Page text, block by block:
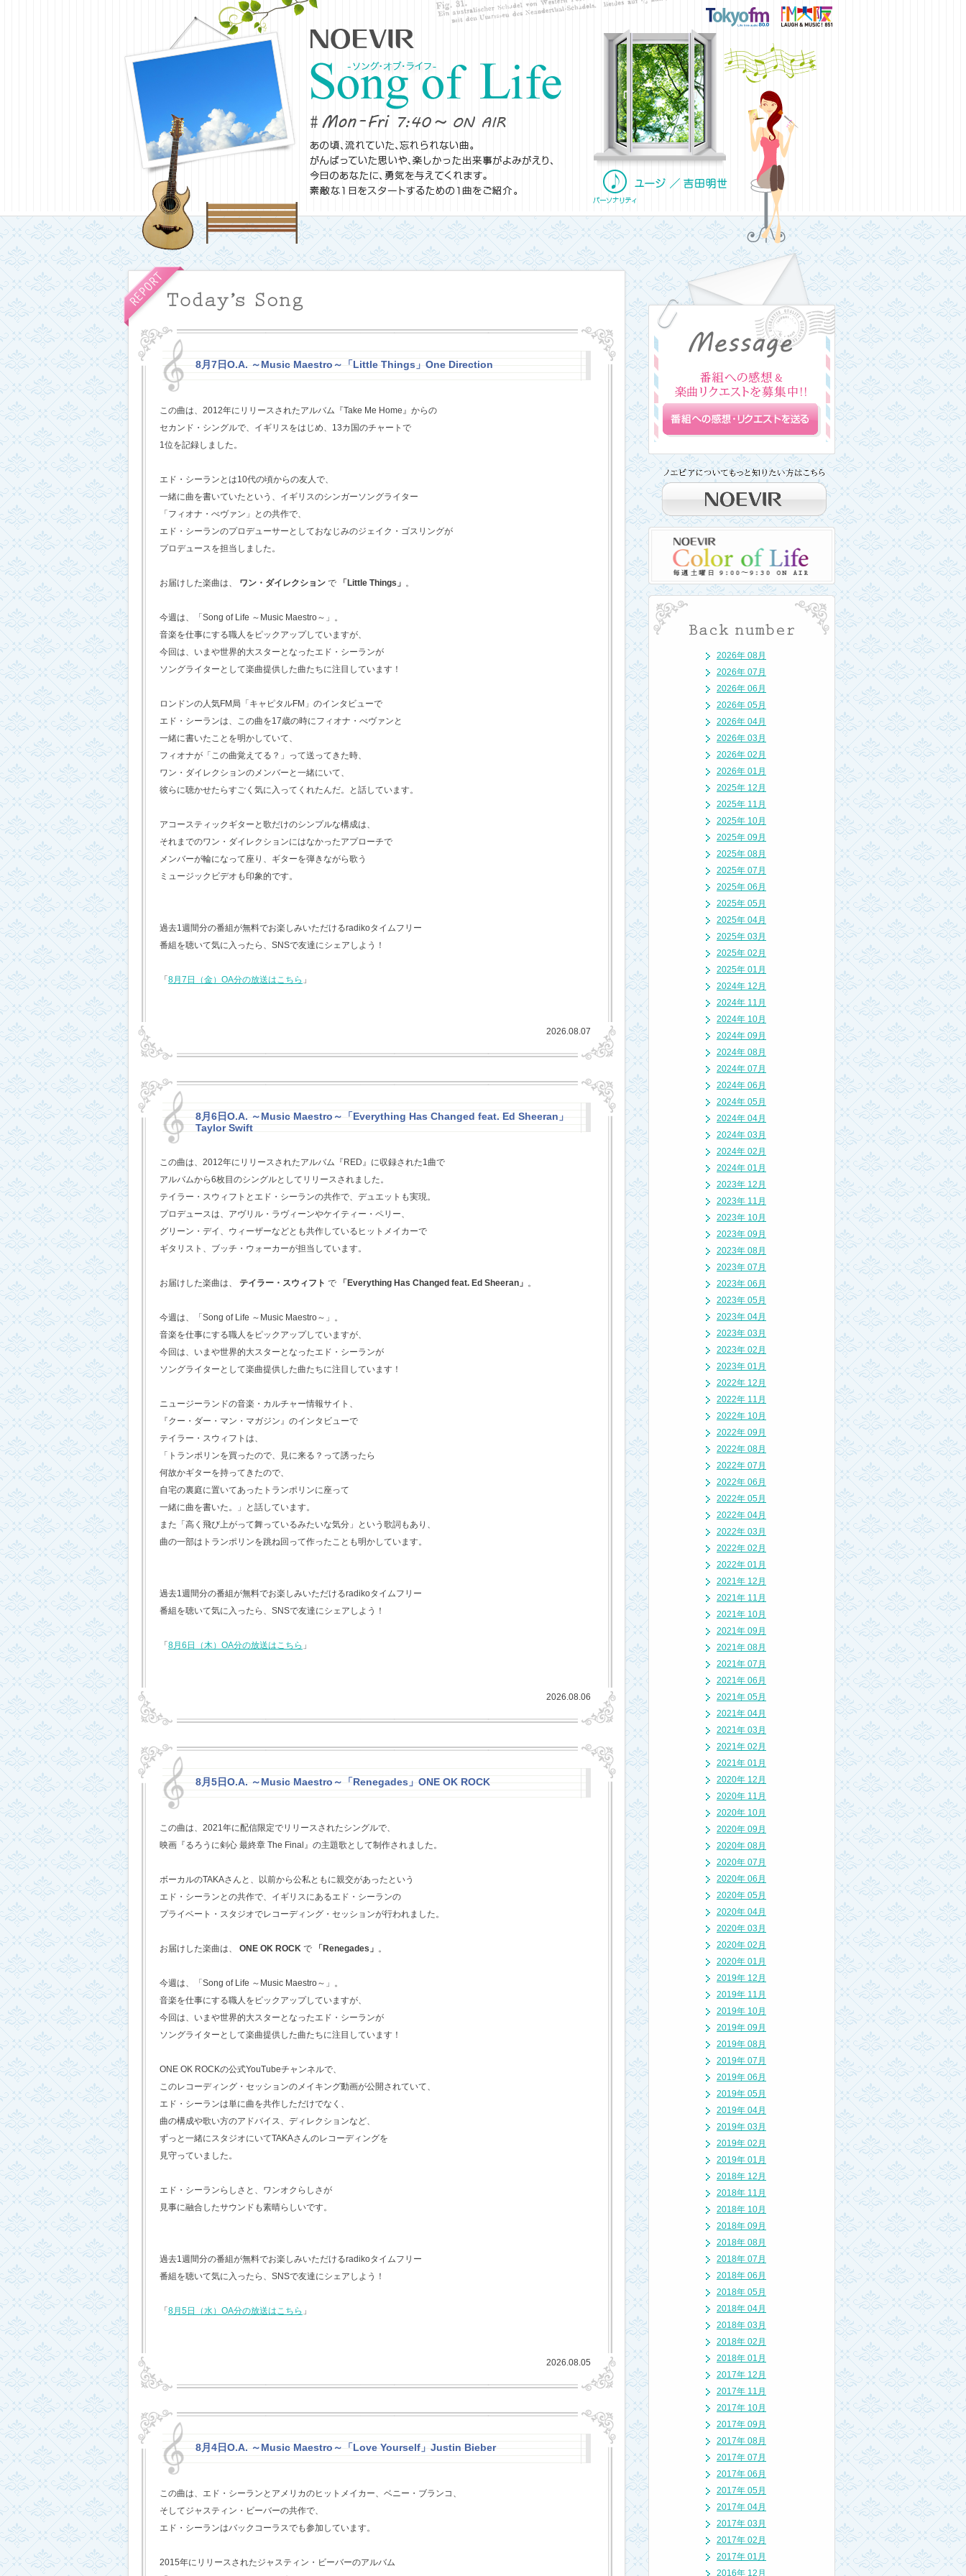
8月7日O.A. ～Music Maestro～「Little Things」One Direction
この曲は、2012年にリリースされたアルバム『Take Me Home』からの
セカンド・シングルで、イギリスをはじめ、13カ国のチャートで
1位を記録しました。
エド・シーランとは10代の頃からの友人で、
一緒に曲を書いていたという、イギリスのシンガーソングライター
「フィオナ・べヴァン」との共作で、
エド・シーランのプロデューサーとしておなじみのジェイク・ゴスリングが
プロデュースを担当しました。
お届けした楽曲は、 ワン・ダイレクション で 「Little Things」 。
今週は、「Song of Life ～Music Maestro～」。
音楽を仕事にする職人をピックアップしていますが、
今回は、いまや世界的大スターとなったエド・シーランが
ソングライターとして楽曲提供した曲たちに注目しています！
ロンドンの人気FM局「キャピタルFM」のインタビューで
エド・シーランは、この曲を17歳の時にフィオナ・べヴァンと
一緒に書いたことを明かしていて、
フィオナが「この曲覚えてる？」って送ってきた時、
ワン・ダイレクションのメンバーと一緒にいて、
彼らに聴かせたらすごく気に入ってくれたんだ。と話しています。
アコースティックギターと歌だけのシンプルな構成は、
それまでのワン・ダイレクションにはなかったアプローチで
メンバーが輪になって座り、ギターを弾きながら歌う
ミュージックビデオも印象的です。
過去1週間分の番組が無料でお楽しみいただけるradikoタイムフリー
番組を聴いて気に入ったら、SNSで友達にシェアしよう！
「 8月7日（金）OA分の放送はこちら 」
2026.08.07
8月6日O.A. ～Music Maestro～「Everything Has Changed feat. Ed Sheeran」
Taylor Swift
この曲は、2012年にリリースされたアルバム『RED』に収録された1曲で
アルバムから6枚目のシングルとしてリリースされました。
テイラー・スウィフトとエド・シーランの共作で、デュエットも実現。
プロデュースは、アヴリル・ラヴィーンやケイティー・ペリー、
グリーン・デイ、ウィーザーなどとも共作しているヒットメイカーで
ギタリスト、ブッチ・ウォーカーが担当しています。
お届けした楽曲は、 テイラー・スウィフト で 「Everything Has Changed feat. Ed Sheeran」 。
今週は、「Song of Life ～Music Maestro～」。
音楽を仕事にする職人をピックアップしていますが、
今回は、いまや世界的大スターとなったエド・シーランが
ソングライターとして楽曲提供した曲たちに注目しています！
ニュージーランドの音楽・カルチャー情報サイト、
『クー・ダー・マン・マガジン』のインタビューで
テイラー・スウィフトは、
「トランポリンを買ったので、見に来る？って誘ったら
何故かギターを持ってきたので、
自宅の裏庭に置いてあったトランポリンに座って
一緒に曲を書いた。」と話しています。
また「高く飛び上がって舞っているみたいな気分」という歌詞もあり、
曲の一部はトランポリンを跳ね回って作ったことも明かしています。
過去1週間分の番組が無料でお楽しみいただけるradikoタイムフリー
番組を聴いて気に入ったら、SNSで友達にシェアしよう！
「 8月6日（木）OA分の放送はこちら 」
2026.08.06
8月5日O.A. ～Music Maestro～「Renegades」ONE OK ROCK
この曲は、2021年に配信限定でリリースされたシングルで、
映画『るろうに剣心 最終章 The Final』の主題歌として制作されました。
ボーカルのTAKAさんと、以前から公私ともに親交があったという
エド・シーランとの共作で、イギリスにあるエド・シーランの
プライベート・スタジオでレコーディング・セッションが行われました。
お届けした楽曲は、 ONE OK ROCK で 「Renegades」 。
今週は、「Song of Life ～Music Maestro～」。
音楽を仕事にする職人をピックアップしていますが、
今回は、いまや世界的大スターとなったエド・シーランが
ソングライターとして楽曲提供した曲たちに注目しています！
ONE OK ROCKの公式YouTubeチャンネルで、
このレコーディング・セッションのメイキング動画が公開されていて、
エド・シーランは単に曲を共作しただけでなく、
曲の構成や歌い方のアドバイス、ディレクションなど、
ずっと一緒にスタジオにいてTAKAさんのレコーディングを
見守っていました。
エド・シーランらしさと、ワンオクらしさが
見事に融合したサウンドも素晴らしいです。
過去1週間分の番組が無料でお楽しみいただけるradikoタイムフリー
番組を聴いて気に入ったら、SNSで友達にシェアしよう！
「 8月5日（水）OA分の放送はこちら 」
2026.08.05
8月4日O.A. ～Music Maestro～「Love Yourself」Justin Bieber
この曲は、エド・シーランとアメリカのヒットメイカー、ベニー・ブランコ、
そしてジャスティン・ビーバーの共作で、
エド・シーランはバックコーラスでも参加しています。
2015年にリリースされたジャスティン・ビーバーのアルバム
2026年 08月
2026年 07月
2026年 06月
2026年 05月
2026年 04月
2026年 03月
2026年 02月
2026年 01月
2025年 12月
2025年 11月
2025年 10月
2025年 09月
2025年 08月
2025年 07月
2025年 06月
2025年 05月
2025年 04月
2025年 03月
2025年 02月
2025年 01月
2024年 12月
2024年 11月
2024年 10月
2024年 09月
2024年 08月
2024年 07月
2024年 06月
2024年 05月
2024年 04月
2024年 03月
2024年 02月
2024年 01月
2023年 12月
2023年 11月
2023年 10月
2023年 09月
2023年 08月
2023年 07月
2023年 06月
2023年 05月
2023年 04月
2023年 03月
2023年 02月
2023年 01月
2022年 12月
2022年 11月
2022年 10月
2022年 09月
2022年 08月
2022年 07月
2022年 06月
2022年 05月
2022年 04月
2022年 03月
2022年 02月
2022年 01月
2021年 12月
2021年 11月
2021年 10月
2021年 09月
2021年 08月
2021年 07月
2021年 06月
2021年 05月
2021年 04月
2021年 03月
2021年 02月
2021年 01月
2020年 12月
2020年 11月
2020年 10月
2020年 09月
2020年 08月
2020年 07月
2020年 06月
2020年 05月
2020年 04月
2020年 03月
2020年 02月
2020年 01月
2019年 12月
2019年 11月
2019年 10月
2019年 09月
2019年 08月
2019年 07月
2019年 06月
2019年 05月
2019年 04月
2019年 03月
2019年 02月
2019年 01月
2018年 12月
2018年 11月
2018年 10月
2018年 09月
2018年 08月
2018年 07月
2018年 06月
2018年 05月
2018年 04月
2018年 03月
2018年 02月
2018年 01月
2017年 12月
2017年 11月
2017年 10月
2017年 09月
2017年 08月
2017年 07月
2017年 06月
2017年 05月
2017年 04月
2017年 03月
2017年 02月
2017年 01月
2016年 12月